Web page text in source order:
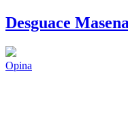
Desguace
Opina